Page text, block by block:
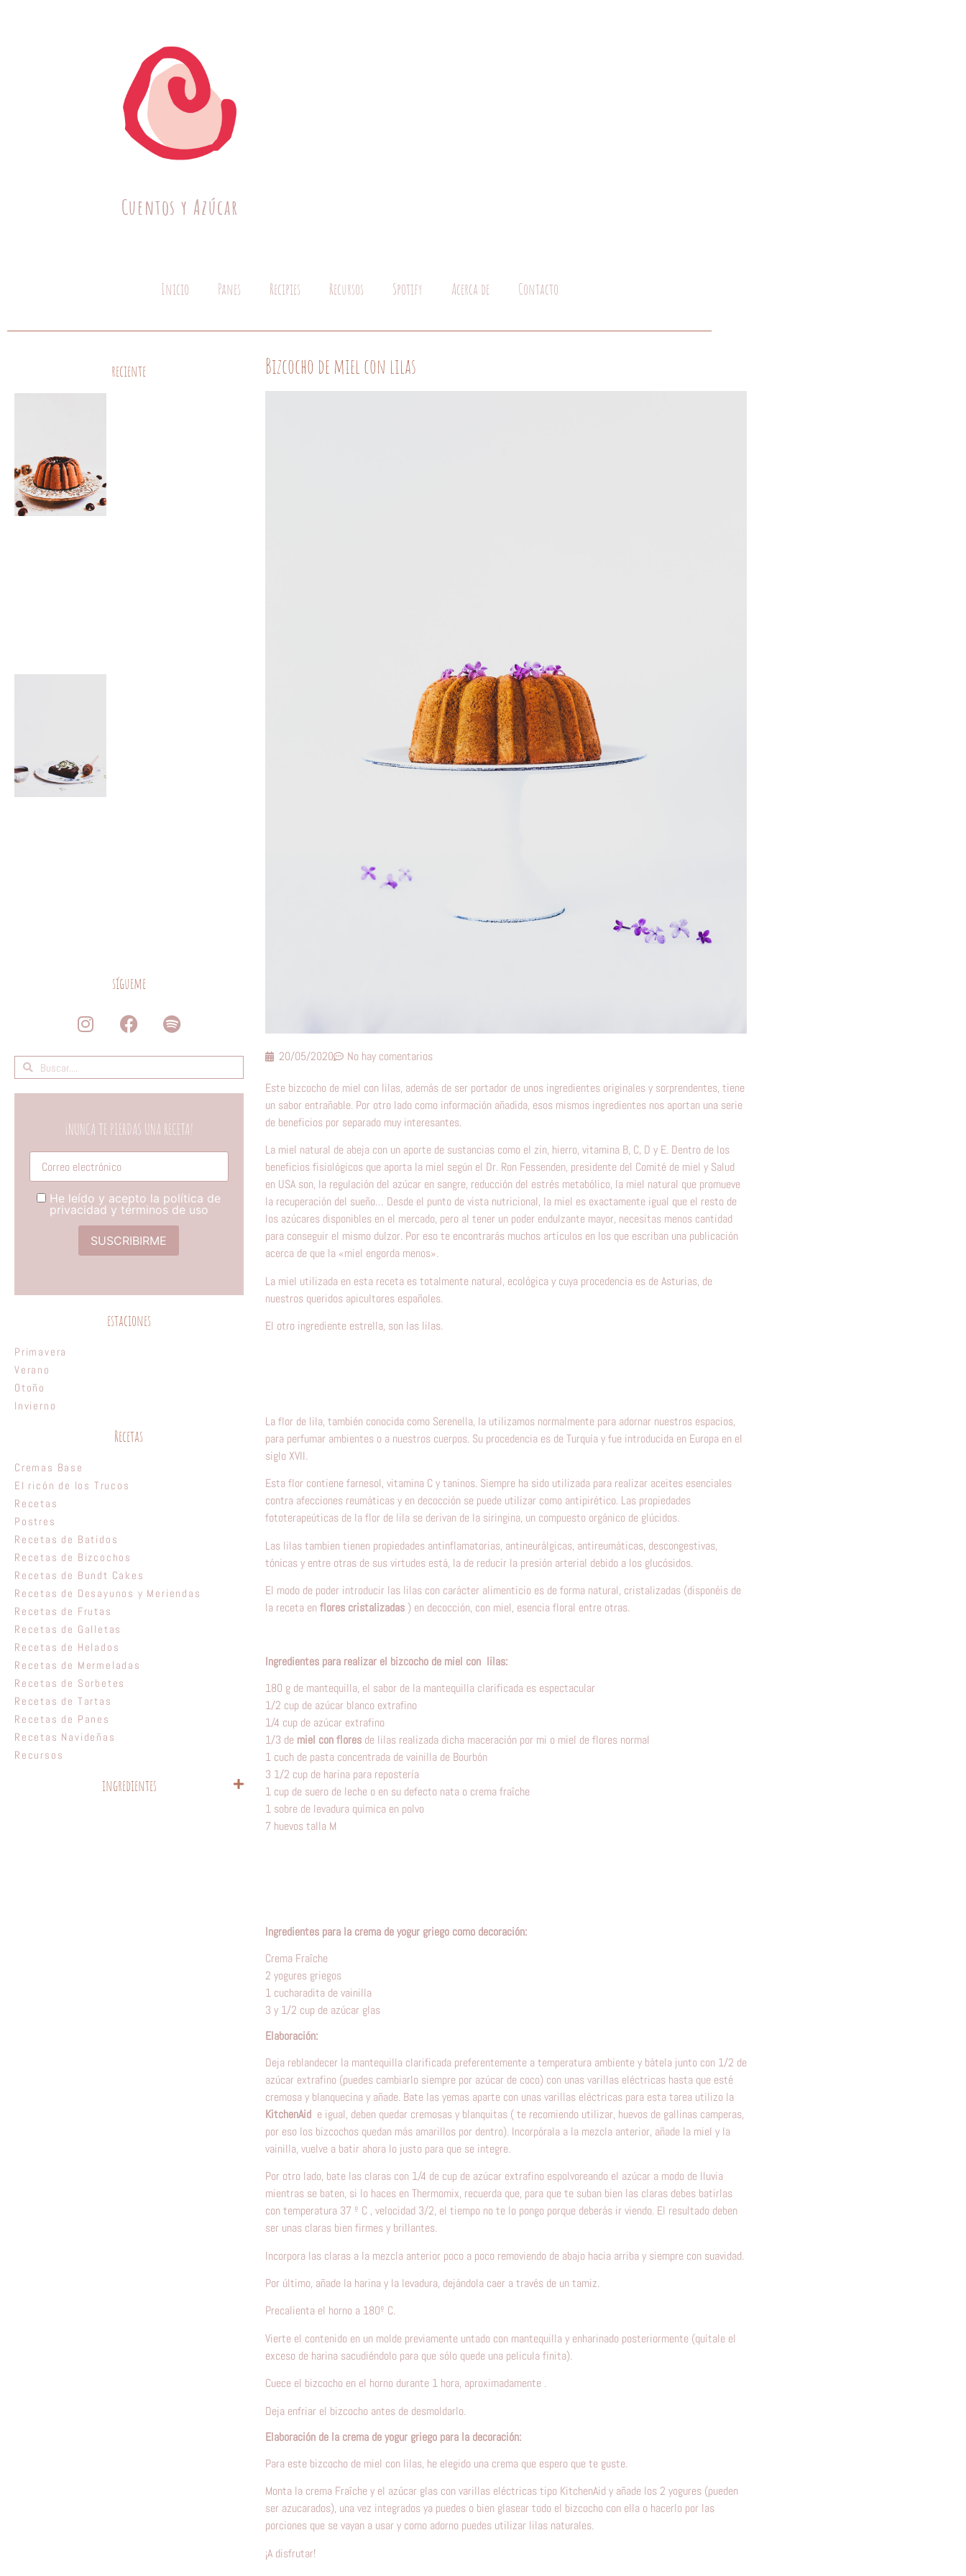
Cuentos y Azúcar
Inicio Panes Recipies Recursos Spotify Acerca de Contacto
reciente
sígueme
¡NUNCA TE PIERDAS UNA RECETA!
Tú correo electronico
He leído y acepto la política de
privacidad y términos de uso
estaciones
Primavera
Verano
Otoño
Invierno
Recetas
Cremas Base
El ricón de los Trucos
Recetas
Postres
Recetas de Batidos
Recetas de Bizcochos
Recetas de Bundt Cakes
Recetas de Desayunos y Meriendas
Recetas de Frutas
Recetas de Galletas
Recetas de Helados
Recetas de Mermeladas
Recetas de Sorbetes
Recetas de Tartas
Recetas de Panes
Recetas Navideñas
Recursos
ingredientes
Bizcocho de miel con lilas
20/05/2020 No hay comentarios
Este bizcocho de miel con lilas, además de ser portador de unos ingredientes originales y sorprendentes, tiene
un sabor entrañable. Por otro lado como información añadida, esos mismos ingredientes nos aportan una serie
de beneficios por separado muy interesantes.
La miel natural de abeja con un aporte de sustancias como el zin, hierro, vitamina B, C, D y E. Dentro de los
beneficios fisiológicos que aporta la miel según el Dr. Ron Fessenden, presidente del Comité de miel y Salud
en USA son, la regulación del azúcar en sangre, reducción del estrés metabólico, la miel natural que promueve
la recuperación del sueño… Desde el punto de vista nutricional, la miel es exactamente igual que el resto de
los azúcares disponibles en el mercado, pero al tener un poder endulzante mayor, necesitas menos cantidad
para conseguir el mismo dulzor. Por eso te encontrarás muchos artículos en los que escriban una publicación
acerca de que la «miel engorda menos».
La miel utilizada en esta receta es totalmente natural, ecológica y cuya procedencia es de Asturias, de
nuestros queridos apicultores españoles.
El otro ingrediente estrella, son las lilas.
La flor de lila, también conocida como Serenella, la utilizamos normalmente para adornar nuestros espacios,
para perfumar ambientes o a nuestros cuerpos. Su procedencia es de Turquía y fue introducida en Europa en el
siglo XVII.
Esta flor contiene farnesol, vitamina C y taninos. Siempre ha sido utilizada para realizar aceites esenciales
contra afecciones reumáticas y en decocción se puede utilizar como antipirético. Las propiedades
fototerapeúticas de la flor de lila se derivan de la siringina, un compuesto orgánico de glúcidos.
Las lilas tambien tienen propiedades antinflamatorias, antineurálgicas, antireumáticas, descongestivas,
tónicas y entre otras de sus virtudes está, la de reducir la presión arterial debido a los glucósidos.
El modo de poder introducir las lilas con carácter alimenticio es de forma natural, cristalizadas (disponéis de
la receta enflores cristalizadas ) en decocción, con miel, esencia floral entre otras.
Ingredientes para realizar el bizcocho de miel con lilas:
180 g de mantequilla, el sabor de la mantequilla clarificada es espectacular
1/2 cup de azúcar blanco extrafino
1/4 cup de azúcar extrafino
1/3 demiel con floresde lilas realizada dicha maceración por mi o miel de flores normal
1 cuch de pasta concentrada de vainilla de Bourbón
3 1/2 cup de harina para repostería
1 cup de suero de leche o en su defecto nata o crema fraîche
1 sobre de levadura química en polvo
7 huevos talla M
Ingredientes para la crema de yogur griego como decoración:
Crema Fraîche
2 yogures griegos
1 cucharadita de vainilla
3 y 1/2 cup de azúcar glas
Elaboración:
Deja reblandecer la mantequilla clarificada preferentemente a temperatura ambiente y bátela junto con 1/2 de
azúcar extrafino (puedes cambiarlo siempre por azúcar de coco) con unas varillas eléctricas hasta que esté
cremosa y blanquecina y añade. Bate las yemas aparte con unas varillas eléctricas para esta tarea utilizo la
KitchenAid e igual, deben quedar cremosas y blanquitas ( te recomiendo utilizar, huevos de gallinas camperas,
por eso los bizcochos quedan más amarillos por dentro). Incorpórala a la mezcla anterior, añade la miel y la
vainilla, vuelve a batir ahora lo justo para que se integre.
Por otro lado, bate las claras con 1/4 de cup de azúcar extrafino espolvoreando el azúcar a modo de lluvia
mientras se baten, si lo haces en Thermomix, recuerda que, para que te suban bien las claras debes batirlas
con temperatura 37 º C , velocidad 3/2, el tiempo no te lo pongo porque deberás ir viendo. El resultado deben
ser unas claras bien firmes y brillantes.
Incorpora las claras a la mezcla anterior poco a poco removiendo de abajo hacia arriba y siempre con suavidad.
Por último, añade la harina y la levadura, dejándola caer a través de un tamiz.
Precalienta el horno a 180º C.
Vierte el contenido en un molde previamente untado con mantequilla y enharinado posteriormente (quítale el
exceso de harina sacudiéndolo para que sólo quede una pelicula finita).
Cuece el bizcocho en el horno durante 1 hora, aproximadamente .
Deja enfriar el bizcocho antes de desmoldarlo.
Elaboración de la crema de yogur griego para la decoración:
Para este bizcocho de miel con lilas, he elegido una crema que espero que te guste.
Monta la crema Fraîche y el azúcar glas con varillas eléctricas tipo KitchenAidy añade los 2 yogures (pueden
ser azucarados), una vez integrados ya puedes o bien glasear todo el bizcocho con ella o hacerlo por las
porciones que se vayan a usar y como adorno puedes utilizar lilas naturales.
¡A disfrutar!